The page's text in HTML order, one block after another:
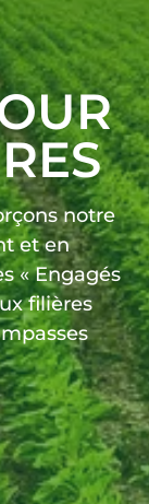
notre
et en
« Engagés
filières